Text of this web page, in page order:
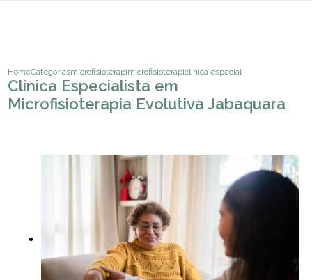
HomeCategoriasmicrofisioterapiamicrofisioterapia para fibromialgia
clinica especialista em
Clínica Especialista em
Microfisioterapia Evolutiva Jabaquara